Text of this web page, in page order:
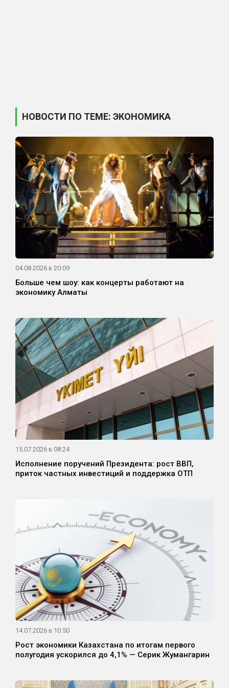
НОВОСТИ ПО ТЕМЕ: ЭКОНОМИКА
04.08.2026 в 20:09
Больше чем шоу: как концерты работают на
экономику Алматы
15.07.2026 в 08:24
Исполнение поручений Президента: рост ВВП,
приток частных инвестиций и поддержка ОТП
14.07.2026 в 10:50
Рост экономики Казахстана по итогам первого
полугодия ускорился до 4,1% — Серик Жумангарин